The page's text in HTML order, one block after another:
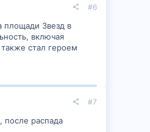
#6
площади Звезд в
включая
стал героем
#7
после распада